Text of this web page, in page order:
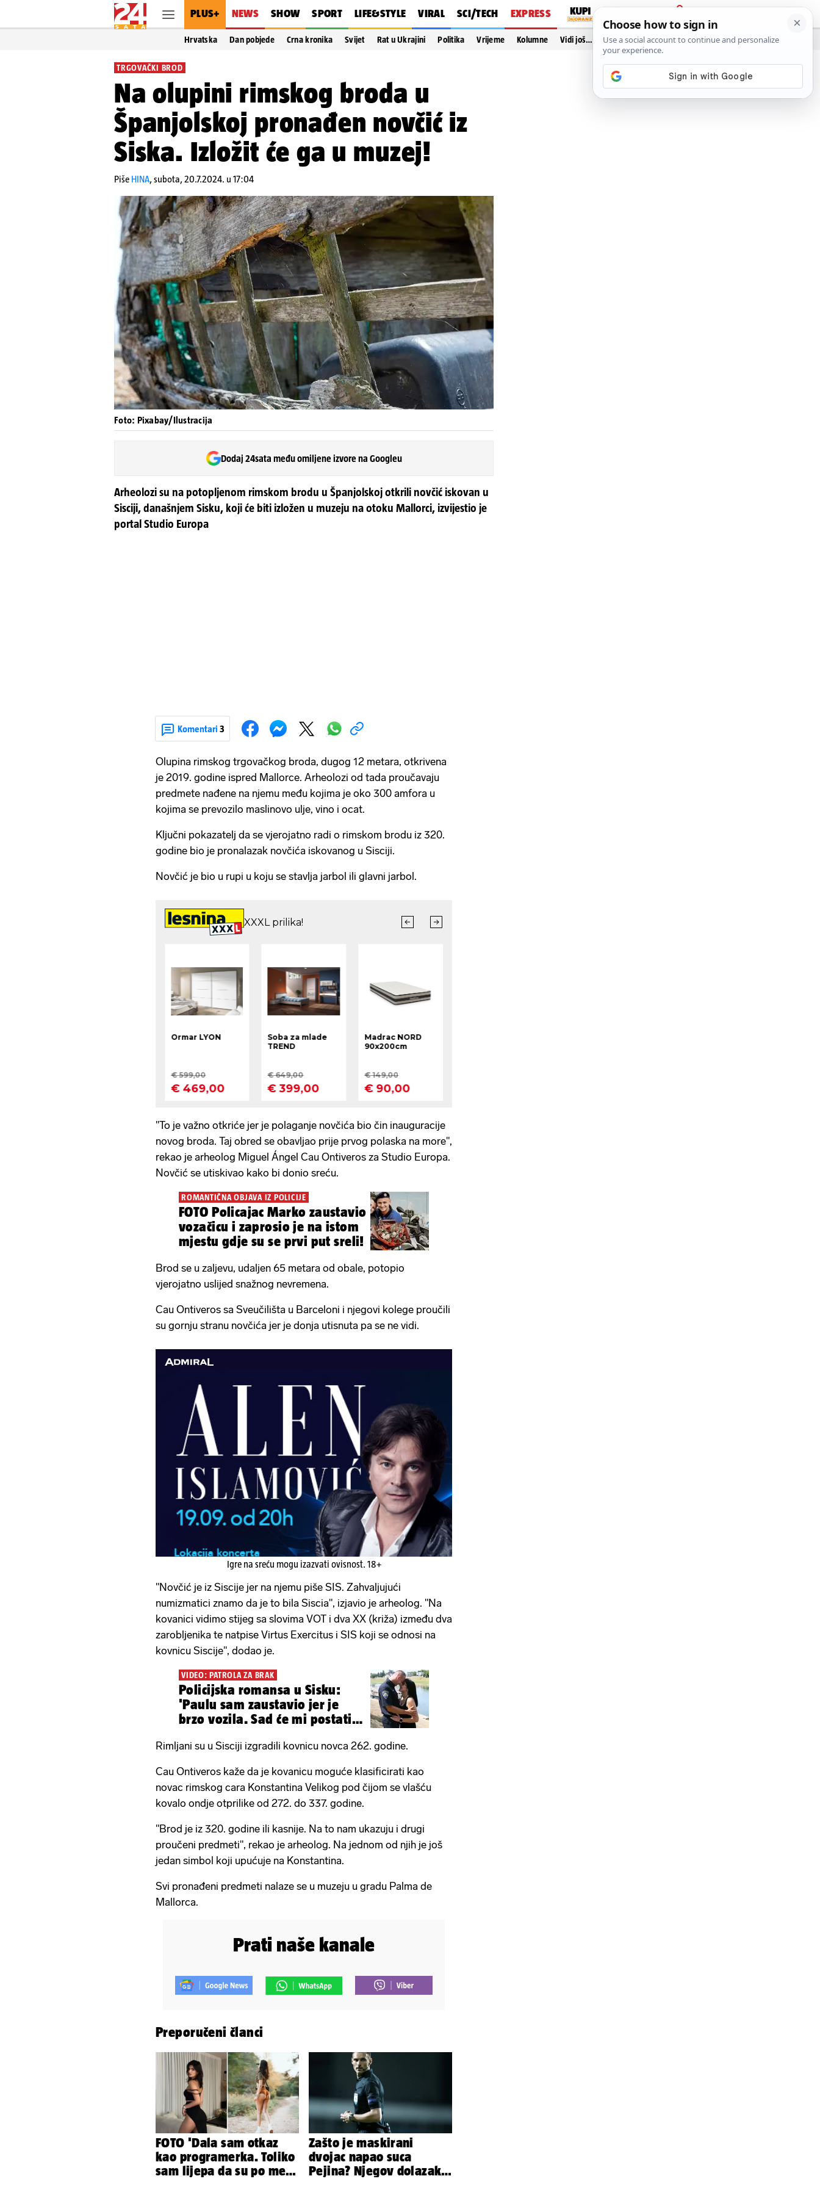
PLUS+ NEWS SHOW SPORT LIFE&STYLE VIRAL SCI/TECH EXPRESS
PRIJAVA
Hrvatska Dan pobjede Crna kronika Svijet Rat u Ukrajini Politika Vrijeme Kolumne Vidi još…
TRGOVAČKI BROD
Na olupini rimskog broda u
Španjolskoj pronađen novčić iz
Siska. Izložit će ga u muzej!
Piše HINA,subota, 20.7.2024. u 17:04
Foto: Pixabay/Ilustracija
Dodaj 24sata među omiljene izvore na Googleu
Arheolozi su na potopljenom rimskom brodu u Španjolskoj otkrili novčić iskovan u
Sisciji, današnjem Sisku, koji će biti izložen u muzeju na otoku Mallorci, izvijestio je
portal Studio Europa
Komentari 3
Olupina rimskog trgovačkog broda, dugog 12 metara, otkrivena
je 2019. godine ispred Mallorce. Arheolozi od tada proučavaju
predmete nađene na njemu među kojima je oko 300 amfora u
kojima se prevozilo maslinovo ulje, vino i ocat.
Ključni pokazatelj da se vjerojatno radi o rimskom brodu iz 320.
godine bio je pronalazak novčića iskovanog u Sisciji.
Novčić je bio u rupi u koju se stavlja jarbol ili glavni jarbol.
"To je važno otkriće jer je polaganje novčića bio čin inauguracije
novog broda. Taj obred se obavljao prije prvog polaska na more",
rekao je arheolog Miguel Ángel Cau Ontiveros za Studio Europa.
Novčić se utiskivao kako bi donio sreću.
ROMANTIČNA OBJAVA IZ POLICIJE
FOTO Policajac Marko zaustavio
vozačicu i zaprosio je na istom
mjestu gdje su se prvi put sreli!
Brod se u zaljevu, udaljen 65 metara od obale, potopio
vjerojatno uslijed snažnog nevremena.
Cau Ontiveros sa Sveučilišta u Barceloni i njegovi kolege proučili
su gornju stranu novčića jer je donja utisnuta pa se ne vidi.
Igre na sreću mogu izazvati ovisnost. 18+
"Novčić je iz Siscije jer na njemu piše SIS. Zahvaljujući
numizmatici znamo da je to bila Siscia", izjavio je arheolog. "Na
kovanici vidimo stijeg sa slovima VOT i dva XX (križa) između dva
zarobljenika te natpise Virtus Exercitus i SIS koji se odnosi na
kovnicu Siscije", dodao je.
VIDEO: PATROLA ZA BRAK
Policijska romansa u Sisku:
'Paulu sam zaustavio jer je
brzo vozila. Sad će mi postati
Rimljani su u Sisciji izgradili kovnicu novca 262. godine.
Cau Ontiveros kaže da je kovanicu moguće klasificirati kao
novac rimskog cara Konstantina Velikog pod čijom se vlašću
kovalo ondje otprilike od 272. do 337. godine.
"Brod je iz 320. godine ili kasnije. Na to nam ukazuju i drugi
proučeni predmeti", rekao je arheolog. Na jednom od njih je još
jedan simbol koji upućuje na Konstantina.
Svi pronađeni predmeti nalaze se u muzeju u gradu Palma de
Mallorca.
Prati naše kanale
Preporučeni članci
FOTO 'Dala sam otkaz
kao programerka. Toliko
sam lijepa da su po meni
Zašto je maskirani
dvojac napao suca
Pejina? Njegov dolazak u